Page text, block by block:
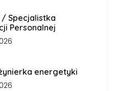
Specjalistka
Personalnej
energetyki